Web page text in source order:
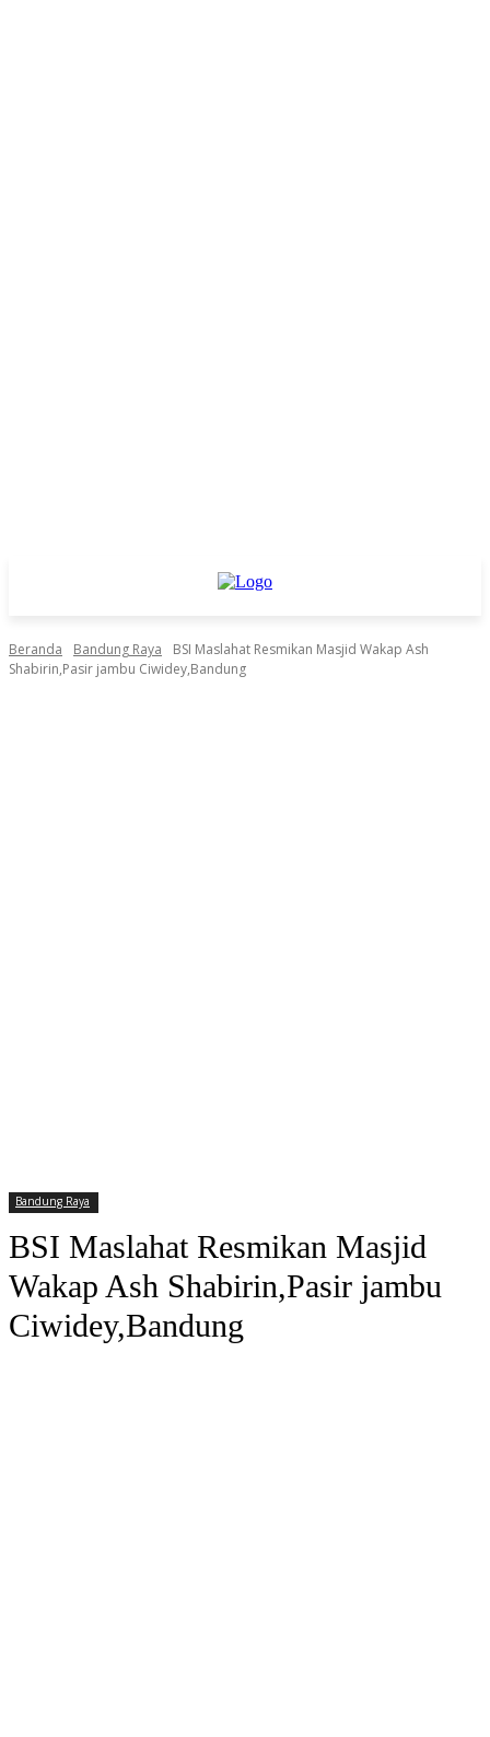
Beranda Bandung Raya
BSI Maslahat Resmikan Masjid Wakap Ash
Shabirin,Pasir jambu Ciwidey,Bandung
Bandung Raya
BSI Maslahat Resmikan Masjid
Wakap Ash Shabirin,Pasir jambu
Ciwidey,Bandung